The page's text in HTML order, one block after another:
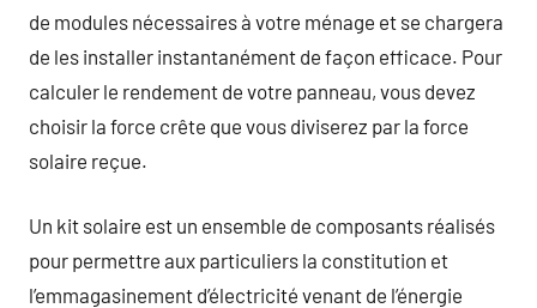
de modules nécessaires à votre ménage et se chargera
de les installer instantanément de façon efficace. Pour
calculer le rendement de votre panneau, vous devez
choisir la force crête que vous diviserez par la force
solaire reçue.
Un kit solaire est un ensemble de composants réalisés
pour permettre aux particuliers la constitution et
l’emmagasinement d’électricité venant de l’énergie